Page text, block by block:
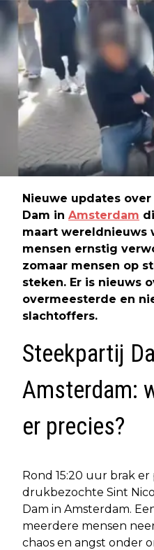
Nieuwe updates over
Dam in Amsterdam
maart wereldnieuws
mensen ernstig
zomaar mensen op
steken. Er is nieuws
overmeesterde en
slachtoffers.
Steekpartij
Amsterdam:
er precies?
Rond 15:20 uur brak
drukbezochte Sint
Dam in Amsterdam.
meerdere mensen
chaos en angst onder